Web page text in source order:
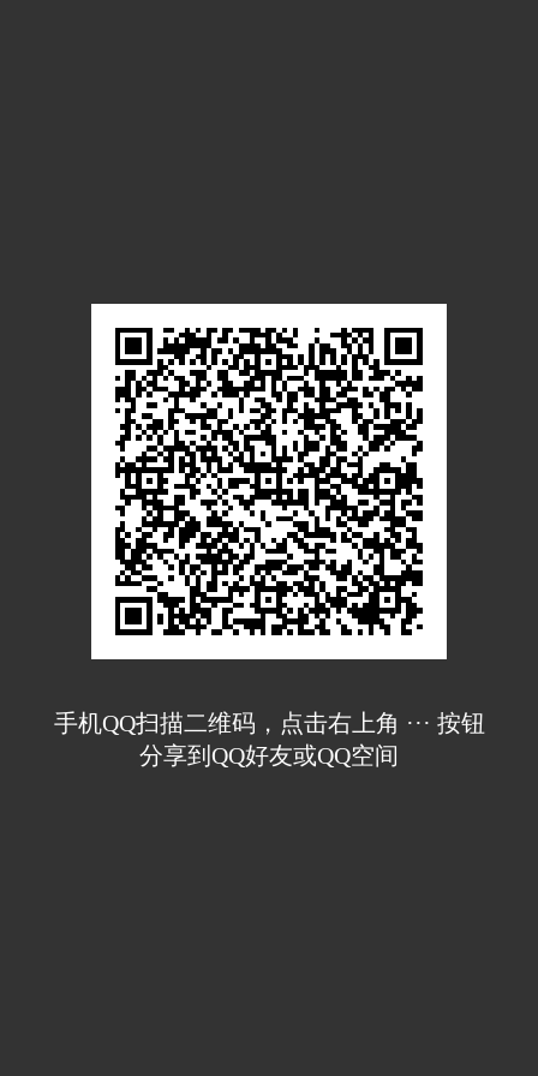
手机QQ扫描二维码，点击右上角 ··· 按钮
分享到QQ好友或QQ空间